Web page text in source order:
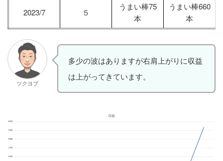
2023/7 ５
うまい棒75
本
うまい棒660
本
ツクヨブ
多少の波はありますが右肩上がりに収益
は上がってきています。